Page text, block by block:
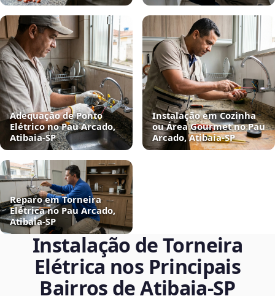
Adequação de Ponto
Elétrico no Pau Arcado,
Atibaia‑SP
Instalação em Cozinha
ou Área Gourmet no Pau
Arcado, Atibaia‑SP
Reparo em Torneira
Elétrica no Pau Arcado,
Atibaia‑SP
Instalação de Torneira
Elétrica nos Principais
Bairros de Atibaia‑SP